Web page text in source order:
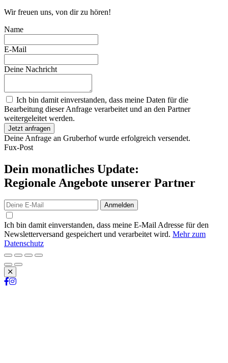
Wir freuen uns, von dir zu hören!
Name
E-Mail
Deine Nachricht
Ich bin damit einverstanden, dass meine Daten für die
Bearbeitung dieser Anfrage verarbeitet und an den Partner
weitergeleitet werden.
Jetzt anfragen
Deine Anfrage an Gruberhof wurde erfolgreich versendet.
Fux-Post
Dein monatliches Update:
Regionale Angebote unserer Partner
Anmelden
Ich bin damit einverstanden, dass meine E-Mail Adresse für den
Newsletterversand gespeichert und verarbeitet wird. Mehr zum
Datenschutz
Schließen